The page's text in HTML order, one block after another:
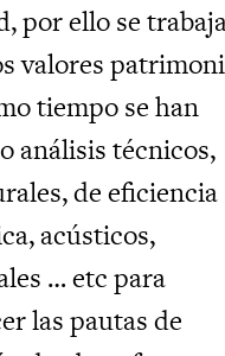
por ello se
valores
tiempo se han
análisis técnicos,
de eficiencia
acústicos,
… etc para
las pautas de